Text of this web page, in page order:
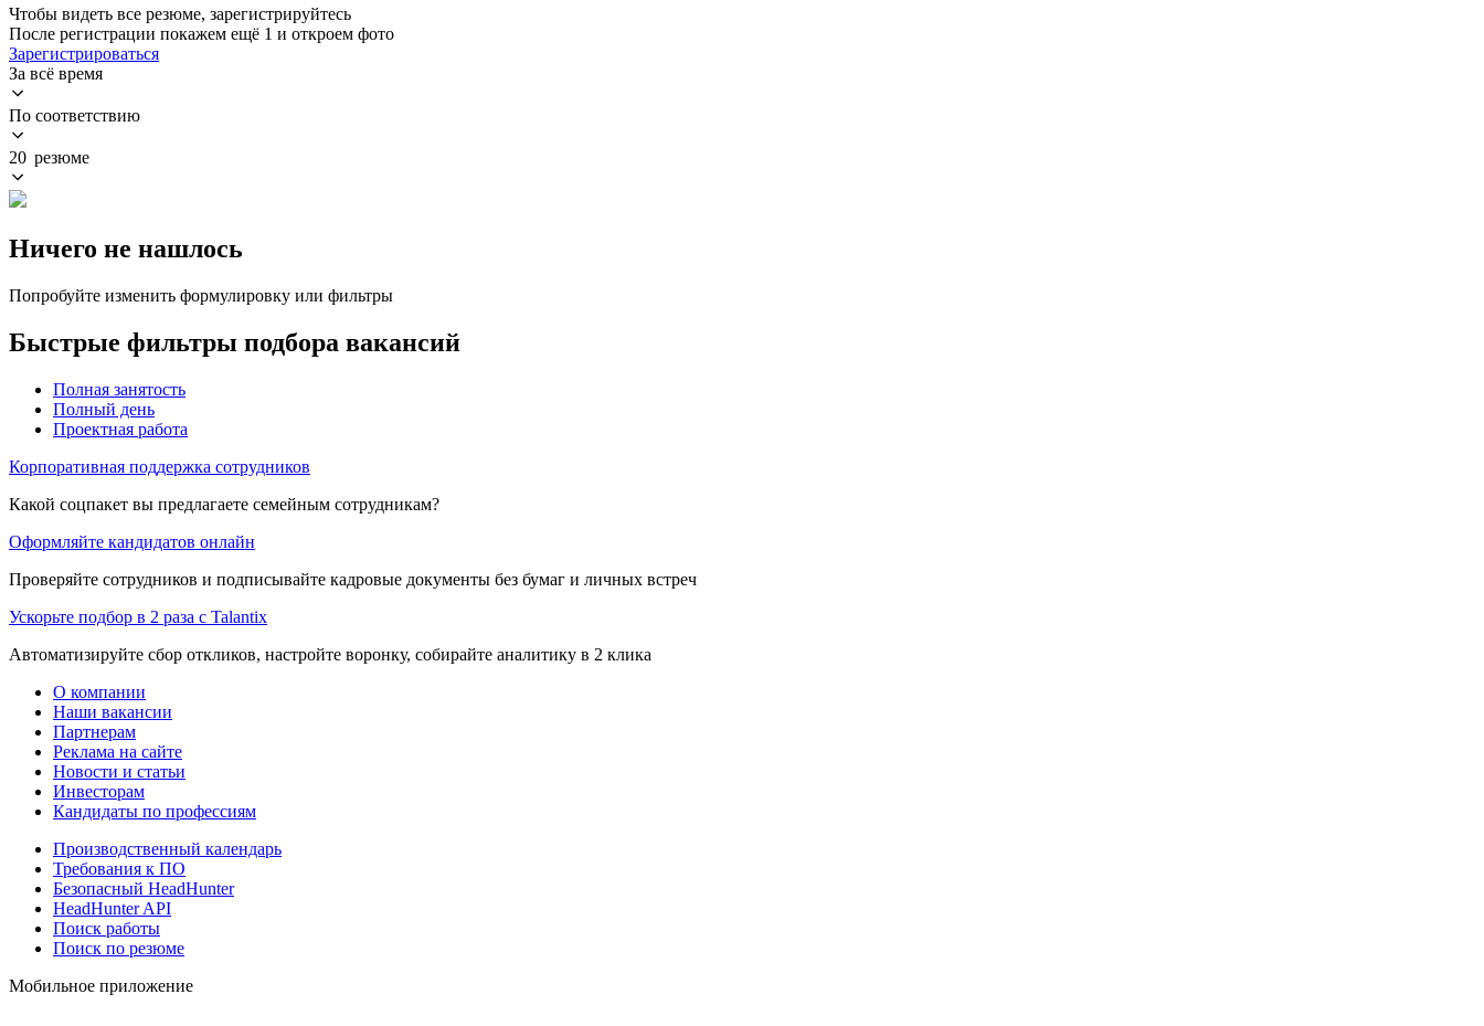
Чтобы видеть все резюме, зарегистрируйтесь
После регистрации покажем ещё 1 и откроем фото
Зарегистрироваться
За всё время
По соответствию
20 резюме
Ничего не нашлось
Попробуйте изменить формулировку или фильтры
Быстрые фильтры подбора вакансий
Полная занятость
Полный день
Проектная работа
Корпоративная поддержка сотрудников
Какой соцпакет вы предлагаете семейным сотрудникам?
Оформляйте кандидатов онлайн
Проверяйте сотрудников и подписывайте кадровые документы без бумаг и личных встреч
Ускорьте подбор в 2 раза с Talantix
Автоматизируйте сбор откликов, настройте воронку, собирайте аналитику в 2 клика
О компании
Наши вакансии
Партнерам
Реклама на сайте
Новости и статьи
Инвесторам
Кандидаты по профессиям
Производственный календарь
Требования к ПО
Безопасный HeadHunter
HeadHunter API
Поиск работы
Поиск по резюме
Мобильное приложение